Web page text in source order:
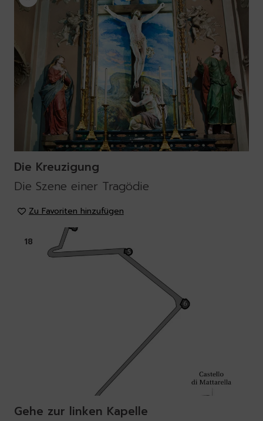
Die Kreuzigung
Die Szene einer Tragödie
Zu Favoriten hinzufügen
18
Gehe zur linken Kapelle